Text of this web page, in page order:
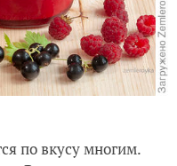
по вкусу многим.